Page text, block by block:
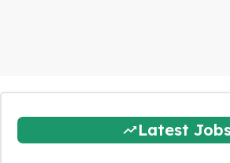
Latest